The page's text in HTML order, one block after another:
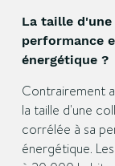
La taille
performance
énergétique ?
Contrairement
la taille d'une
corrélée à sa
énergétique.